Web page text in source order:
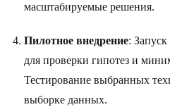
масштабируемые решения.
Пилотное внедрение:
для проверки гипотез и
Тестирование выбранных
выборке данных.